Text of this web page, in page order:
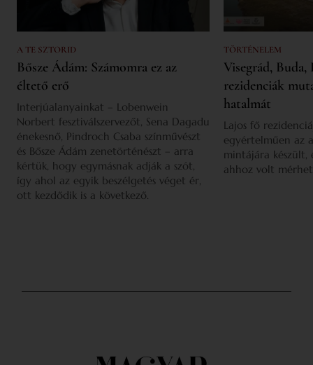
A TE SZTORID
Bősze Ádám: Számomra ez az
éltető erő
Interjúalanyainkat – Lobenwein
Norbert fesztiválszervezőt, Sena Dagadu
énekesnő, Pindroch Csaba színművészt
és Bősze Ádám zenetörténészt – arra
kértük, hogy egymásnak adják a szót,
így ahol az egyik beszélgetés véget ér,
ott kezdődik is a következő.
TÖRTÉNELEM
Visegrád,
rezidenciák
hatalmát
Lajos fő
egyértelműen az
mintájára készült,
ahhoz volt